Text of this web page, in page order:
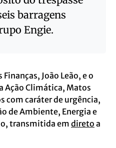
barragens
Engie.
João Leão, e o
Ação Climática, Matos
com caráter de urgência,
de Ambiente, Energia e
transmitida em direto a